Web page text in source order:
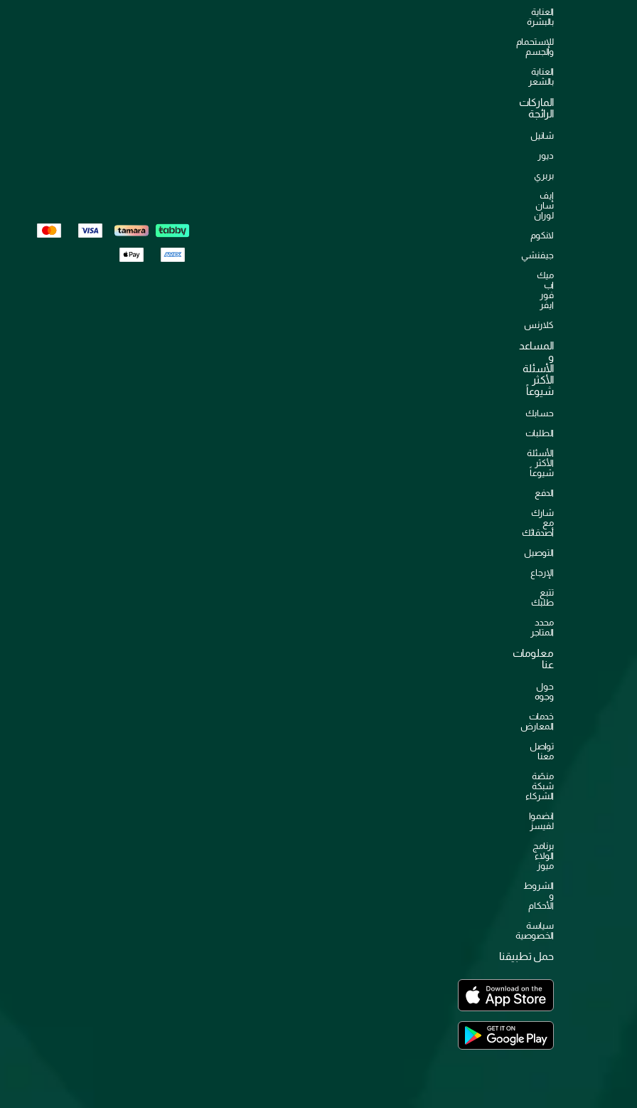
العناية
بالبشرة
للإستحمام
والجسم
العناية
بالشعر
الماركات
الرائجة
شانيل
ديور
بربري
إيف
سان
لوران
لانكوم
جيفنشي
ميك
اب
فور
ايفر
كلارنس
المساعد
و
الأسئلة
الأكثر
شيوعاً
حسابك
الطلبات
الأسئلة
الأكثر
شيوعاً
الدفع
شارك
مع
أصدقائك
التوصيل
الإرجاع
تتبع
طلبك
محدد
المتاجر
معلومات
عنا
حول
وجوه
خدمات
المعارض
تواصل
معنا
منصّة
شبكة
الشركاء
انضموا
لفيسز
برنامج
الولاء
ميوز
الشروط
و
الأحكام
سياسة
الخصوصية
حمل تطبيقنا